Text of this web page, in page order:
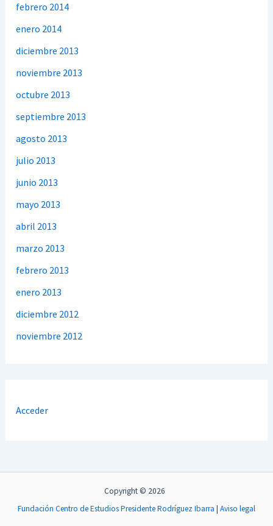
febrero 2014
enero 2014
diciembre 2013
noviembre 2013
octubre 2013
septiembre 2013
agosto 2013
julio 2013
junio 2013
mayo 2013
abril 2013
marzo 2013
febrero 2013
enero 2013
diciembre 2012
noviembre 2012
Acceder
Copyright © 2026
Fundación Centro de Estudios Presidente Rodríguez Ibarra | Aviso legal